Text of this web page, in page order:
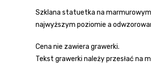
Szklana statuetka na marmurowym
najwyższym poziomie a
Cena nie zawiera grawerki.
Tekst grawerki należy przesłać na